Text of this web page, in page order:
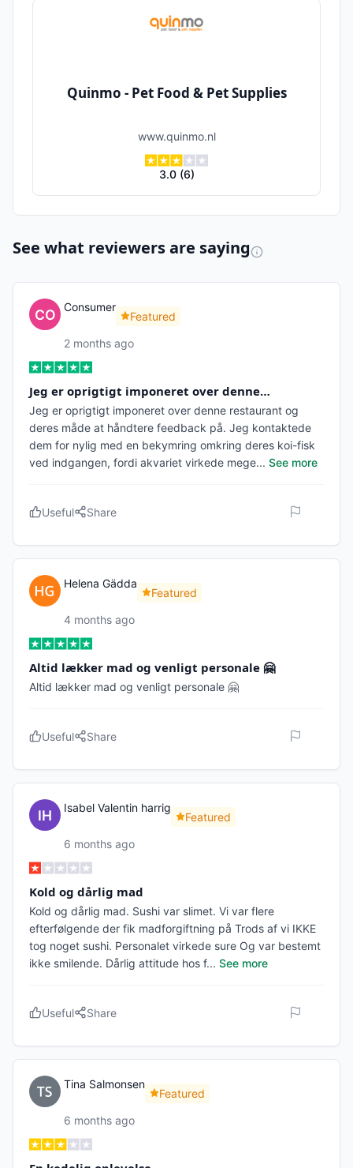
Quinmo - Pet Food & Pet Supplies
www.quinmo.nl
3.0(6)
See what reviewers are saying
Consumer
Featured
2 months ago
Jeg er oprigtigt imponeret over denne…
Jeg er oprigtigt imponeret over denne restaurant og
deres måde at håndtere feedback på. Jeg kontaktede
dem for nylig med en bekymring omkring deres koi-fisk
ved indgangen, fordi akvariet virkede mege... See more
Useful Share
Helena Gädda
Featured
4 months ago
Altid lækker mad og venligt personale 🤗
Altid lækker mad og venligt personale 🤗
Useful Share
Isabel Valentin harrig
Featured
6 months ago
Kold og dårlig mad
Kold og dårlig mad. Sushi var slimet. Vi var flere
efterfølgende der fik madforgiftning på Trods af vi IKKE
tog noget sushi. Personalet virkede sure Og var bestemt
ikke smilende. Dårlig attitude hos f... See more
Useful Share
Tina Salmonsen
Featured
6 months ago